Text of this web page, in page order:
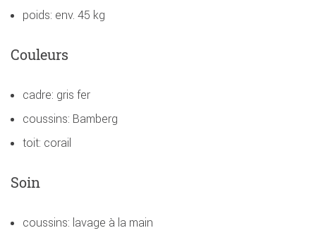
poids: env. 45 kg
Couleurs
cadre: gris fer
coussins: Bamberg
toit: corail
Soin
coussins: lavage à la main